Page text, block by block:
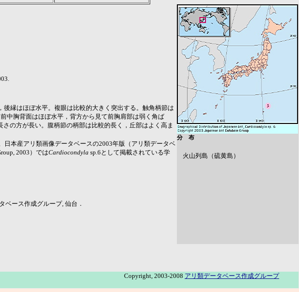
縁はほぼ水平。複眼は比較的大きく突出する。触角柄節は
中胸背面はほぼ水平，背方から見て前胸肩部は弱く角ば
の方が長い。腹柄節の柄部は比較的長く，丘部はよく高ま
日本産アリ類画像データベースの2003年版（アリ類データベ
2003）ではCardiocondyla sp.6として掲載されている学
ベース作成グループ, 仙台．
分 布
火山列島（硫黄島）
Copyright, 2003-2008 アリ類データベース作成グループ